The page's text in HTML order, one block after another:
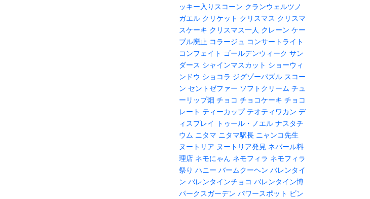
ッキー入りスコーン クランウェルツノ
ガエル クリケット クリスマス クリスマ
スケーキ クリスマス一人 クレーン ケー
ブル廃止 コラージュ コンサートライト
コンフェイト ゴールデンウィーク サン
ダース シャインマスカット ショーウィ
ンドウ ショコラ ジグゾーパズル スコー
ン セントゼファー ソフトクリーム チュ
ーリップ畑 チョコ チョコケーキ チョコ
レート ティーカップ テオティワカン デ
ィスプレイ トゥール・ノエル ナスタチ
ウム ニタマ ニタマ駅長 ニャンコ先生
ヌートリア ヌートリア発見 ネパール料
理店 ネモにゃん ネモフィラ ネモフィラ
祭り ハニー バームクーヘン バレンタイ
ン バレンタインチョコ バレンタイン博
パークスガーデン パワースポット ビン